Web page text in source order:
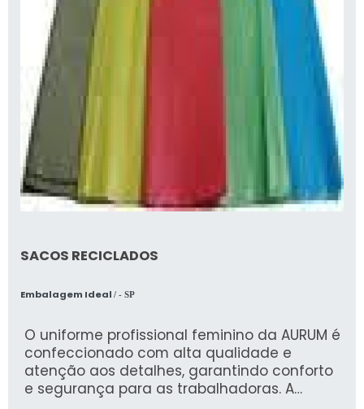
SACOS RECICLADOS
Embalagem Ideal / - SP
O uniforme profissional feminino da AURUM é
confeccionado com alta qualidade e
atenção aos detalhes, garantindo conforto
e segurança para as trabalhadoras. A